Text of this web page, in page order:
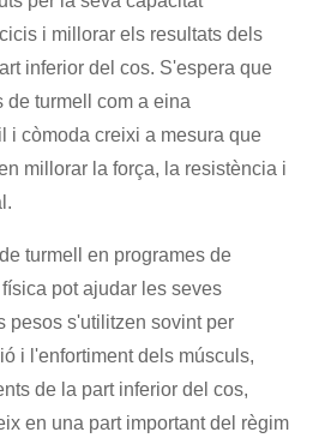
i millorar els resultats dels
inferior del cos. S'espera que
de turmell com a eina
i còmoda creixi a mesura que
millorar la força, la resistència i
turmell en programes de
pot ajudar les seves
pesos s'utilitzen sovint per
i l'enfortiment dels músculs,
de la part inferior del cos,
en una part important del règim